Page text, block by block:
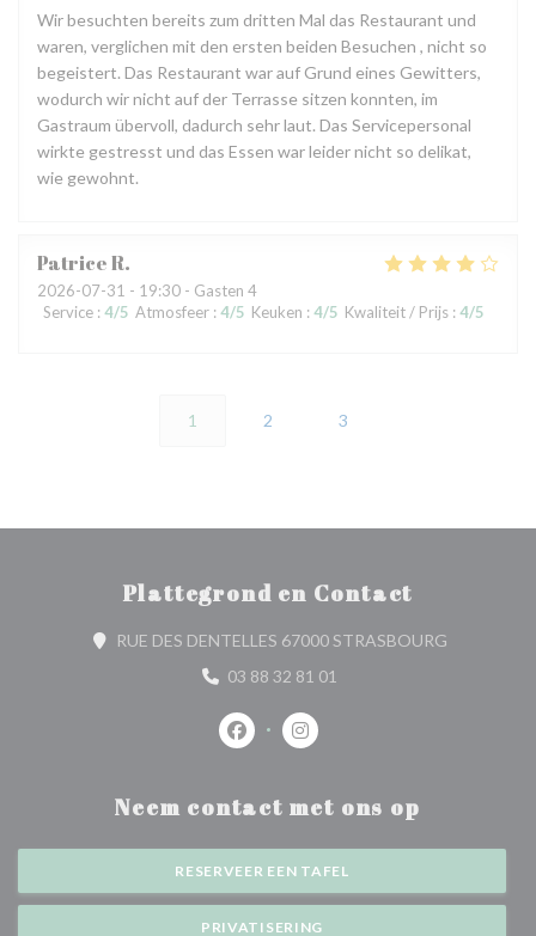
Wir besuchten bereits zum dritten Mal das Restaurant und
waren, verglichen mit den ersten beiden Besuchen , nicht so
begeistert. Das Restaurant war auf Grund eines Gewitters,
wodurch wir nicht auf der Terrasse sitzen konnten, im
Gastraum übervoll, dadurch sehr laut. Das Servicepersonal
wirkte gestresst und das Essen war leider nicht so delikat,
wie gewohnt.
PatriceR
2026-07-31 - 19:30 - Gasten 4
Service : 4/5 Atmosfeer : 4/5 Keuken : 4/5 Kwaliteit / Prijs : 4/5
1 2 3
Plattegrond en Contact
RUE DES DENTELLES 67000 STRASBOURG
03 88 32 81 01
Facebook ((opent in een nieuw
Instagram ((opent in een
Neem contact met ons op
RESERVEER EEN TAFEL
PRIVATISERING